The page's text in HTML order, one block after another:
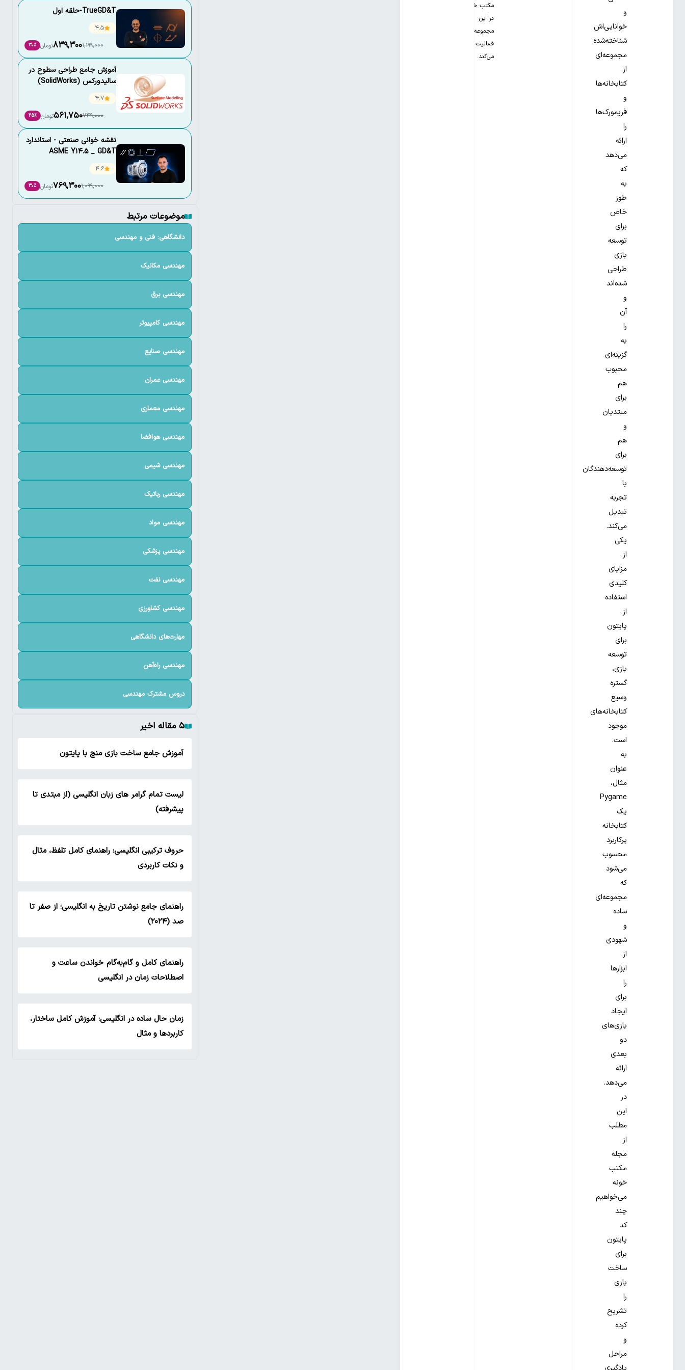
و
خوانایی‌اش
شناخته‌شده
مجموعه‌ای
از
کتابخانه‌ها
و
فریمورک‌ها
را
ارائه
می‌دهد
که
به
طور
خاص
برای
توسعه
بازی
طراحی
شده‌اند
و
آن
را
به
گزینه‌ای
محبوب
هم
برای
مبتدیان
و
هم
برای
توسعه‌دهندگان
با
تجربه
تبدیل
می‌کند.
یکی
از
مزایای
کلیدی
استفاده
از
پایتون
برای
توسعه
بازی،
گستره
وسیع
کتابخانه‌های
موجود
است.
به
عنوان
مثال،
Pygame
یک
کتابخانه
پرکاربرد
محسوب
می‌شود
که
مجموعه‌ای
ساده
و
شهودی
از
ابزارها
را
برای
ایجاد
بازی‌های
دو
بعدی
ارائه
می‌دهد.
در
این
مطلب
از
مجله
مکتب
خونه
می‌خواهیم
چند
کد
پایتون
برای
ساخت
بازی
را
تشریح
کرده
و
مراحل
مکتب خونه
در این
مجموعه
فعالیت
می‌کند.
TrueGD&T-حلقه اول
4.5
1,199,000
839,300تومان 30٪
آموزش جامع طراحی سطوح در
سالیدورکس (SolidWorks)
4.7
749,000
561,750تومان 25٪
نقشه خوانی صنعتی - استاندارد
ASME Y14.5 _ GD&T
4.6
1,099,000
769,300تومان 30٪
موضوعات مرتبط
دانشگاهی: فنی و مهندسی
مهندسی مکانیک
مهندسی برق
مهندسی کامپیوتر
مهندسی صنایع
مهندسی عمران
مهندسی معماری
مهندسی هوافضا
مهندسی شیمی
مهندسی رباتیک
مهندسی مواد
مهندسی پزشکی
مهندسی نفت
مهندسی کشاورزی
مهارت‌های دانشگاهی
مهندسی راه‌آهن
دروس مشترک مهندسی
۵ مقاله اخیر
آموزش جامع ساخت بازی منچ با پایتون
لیست تمام گرامر های زبان انگلیسی (از مبتدی تا
پیشرفته)
حروف ترکیبی انگلیسی: راهنمای کامل تلفظ، مثال
و نکات کاربردی
راهنمای جامع نوشتن تاریخ به انگلیسی؛ از صفر تا
صد (۲۰۲۴)
راهنمای کامل و گام‌به‌گام خواندن ساعت و
اصطلاحات زمان در انگلیسی
زمان حال ساده در انگلیسی: آموزش کامل ساختار،
کاربردها و مثال